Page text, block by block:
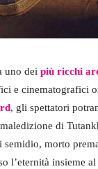
uno dei più ricchi
e cinematografici
, gli spettatori
di
semidio, morto
l’eternità insieme